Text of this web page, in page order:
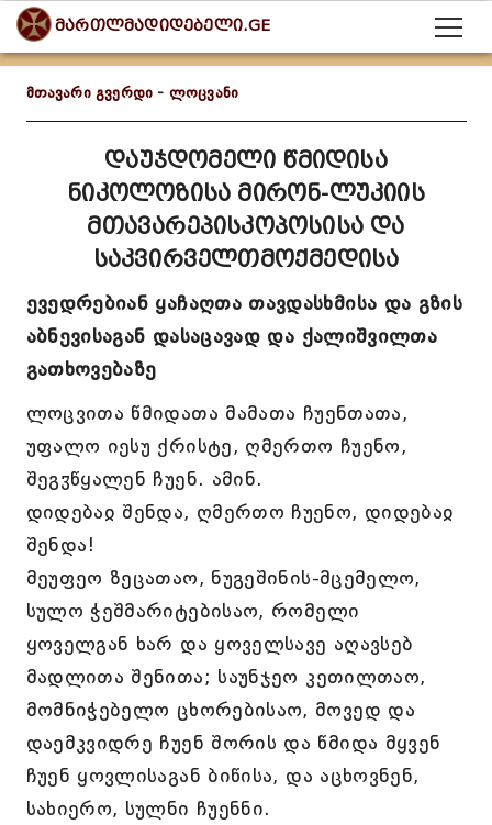
მართლმადიდებელი.GE
მთავარი გვერდი - ლოცვანი
დაუჯდომელი წმიდისა
ნიკოლოზისა მირონ-ლუკიის
მთავარეპისკოპოსისა და
საკვირველთმოქმედისა
ევედრებიან ყაჩაღთა თავდასხმისა და გზის
აბნევისაგან დასაცავად და ქალიშვილთა
გათხოვებაზე
ლოცვითა წმიდათა მამათა ჩუენთათა,
უფალო იესუ ქრისტე, ღმერთო ჩუენო,
შეგჳწყალენ ჩუენ. ამინ.
დიდებაჲ შენდა, ღმერთო ჩუენო, დიდებაჲ
შენდა!
მეუფეო ზეცათაო, ნუგეშინის-მცემელო,
სულო ჭეშმარიტებისაო, რომელი
ყოველგან ხარ და ყოველსავე აღავსებ
მადლითა შენითა; საუნჯეო კეთილთაო,
მომნიჭებელო ცხორებისაო, მოვედ და
დაემკვიდრე ჩუენ შორის და წმიდა მყვენ
ჩუენ ყოვლისაგან ბიწისა, და აცხოვნენ,
სახიერო, სულნი ჩუენნი.